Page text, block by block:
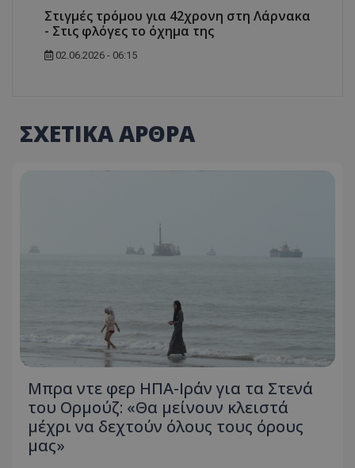
Στιγμές τρόμου για 42χρονη στη Λάρνακα
- Στις φλόγες το όχημα της
02.06.2026 - 06:15
ΣΧΕΤΙΚΑ ΑΡΘΡΑ
Μπρα ντε φερ ΗΠΑ-Ιράν για τα Στενά
του Ορμούζ: «Θα μείνουν κλειστά
μέχρι να δεχτούν όλους τους όρους
μας»